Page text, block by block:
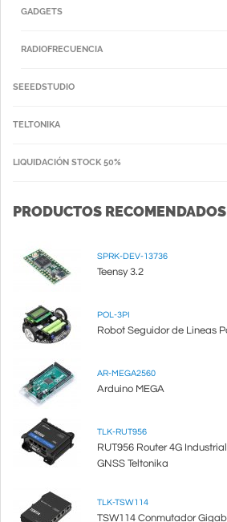
GADGETS
RADIOFRECUENCIA
SEEEDSTUDIO
TELTONIKA
LIQUIDACIÓN STOCK 50%
PRODUCTOS RECOMENDADOS
SPRK-DEV-13736
Teensy 3.2
POL-3PI
Robot Seguidor de Lineas
AR-MEGA2560
Arduino MEGA
TLK-RUT956
RUT956 Router 4G
GNSS Teltonika
TLK-TSW114
TSW114 Conmutador